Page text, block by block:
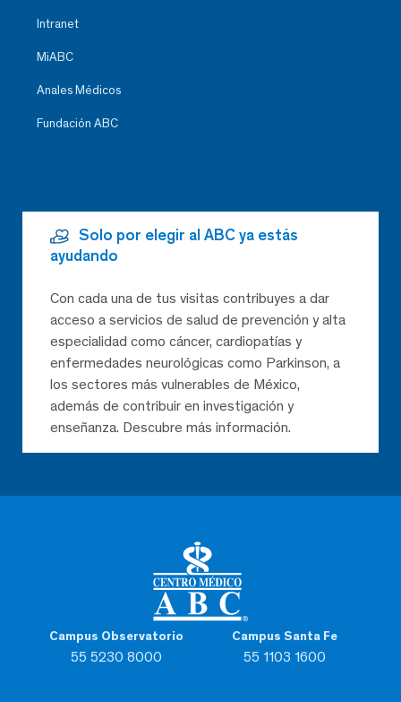
Campus Observatorio
55 5230 8000
Campus Santa Fe
55 1103 1600
Intranet
MiABC
Anales Médicos
Fundación ABC
Solo por elegir al ABC ya estás
ayudando
Con cada una de tus visitas contribuyes a dar
acceso a servicios de salud de prevención y alta
especialidad como cáncer, cardiopatías y
enfermedades neurológicas como Parkinson, a
los sectores más vulnerables de México,
además de contribuir en investigación y
enseñanza. Descubre más información.